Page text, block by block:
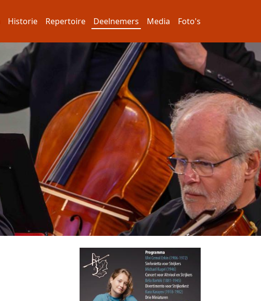
Historie Repertoire Deelnemers Media Foto's